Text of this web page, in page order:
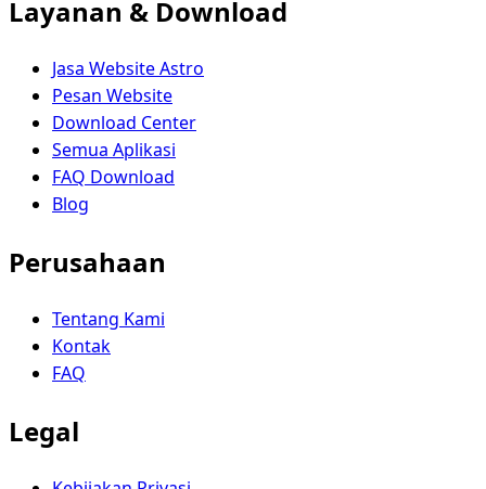
Layanan & Download
Jasa Website Astro
Pesan Website
Download Center
Semua Aplikasi
FAQ Download
Blog
Perusahaan
Tentang Kami
Kontak
FAQ
Legal